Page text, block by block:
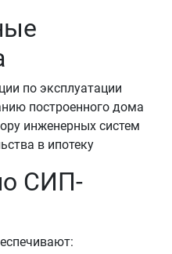
по эксплуатации
построенного дома
инженерных систем
в ипотеку
СИП-